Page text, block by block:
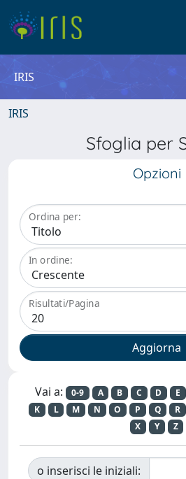
IRIS
IRIS
Sfoglia per
Opzioni
Ordina per:
In ordine:
Risultati/Pagina
Vai a: 0-9 A B C D E
K
L M N O P Q R
X
Y Z
o inserisci le iniziali: